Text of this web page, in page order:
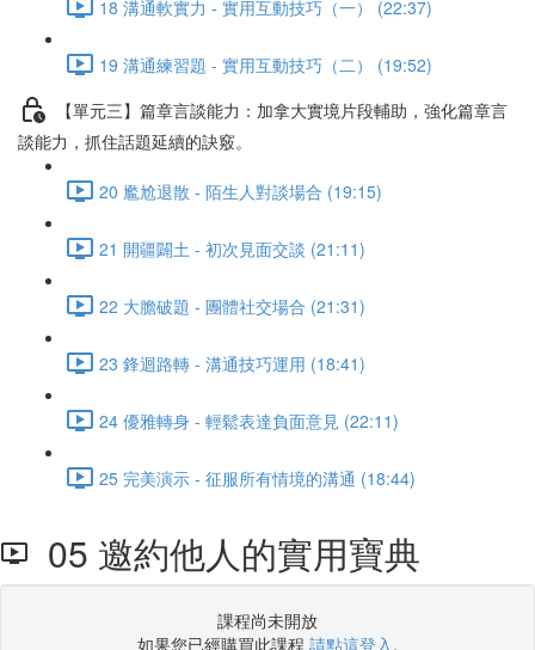
18 溝通軟實力 - 實用互動技巧（一） (22:37)
19 溝通練習題 - 實用互動技巧（二） (19:52)
【單元三】篇章言談能力：加拿大實境片段輔助，強化篇章言
談能力，抓住話題延續的訣竅。
20 尷尬退散 - 陌生人對談場合 (19:15)
21 開疆闢土 - 初次見面交談 (21:11)
22 大膽破題 - 團體社交場合 (21:31)
23 鋒迴路轉 - 溝通技巧運用 (18:41)
24 優雅轉身 - 輕鬆表達負面意見 (22:11)
25 完美演示 - 征服所有情境的溝通 (18:44)
05 邀約他人的實用寶典
課程尚未開放
如果您已經購買此課程 請點這登入 .